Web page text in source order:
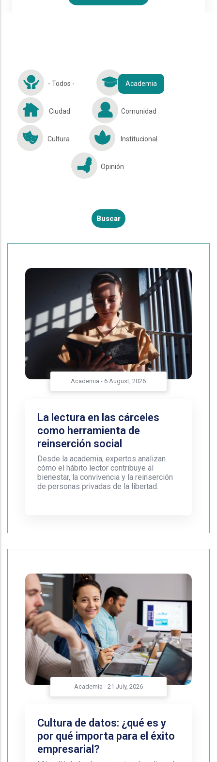
- Todos - Academia
Ciudad Comunidad
Cultura Institucional
Opinión
Academia - 6 August, 2026
La lectura en las cárceles
como herramienta de
reinserción social
Desde la academia, expertos analizan
cómo el hábito lector contribuye al
bienestar, la convivencia y la reinserción
de personas privadas de la libertad.
Academia - 21 July, 2026
Cultura de datos: ¿qué es y
por qué importa para el éxito
empresarial?